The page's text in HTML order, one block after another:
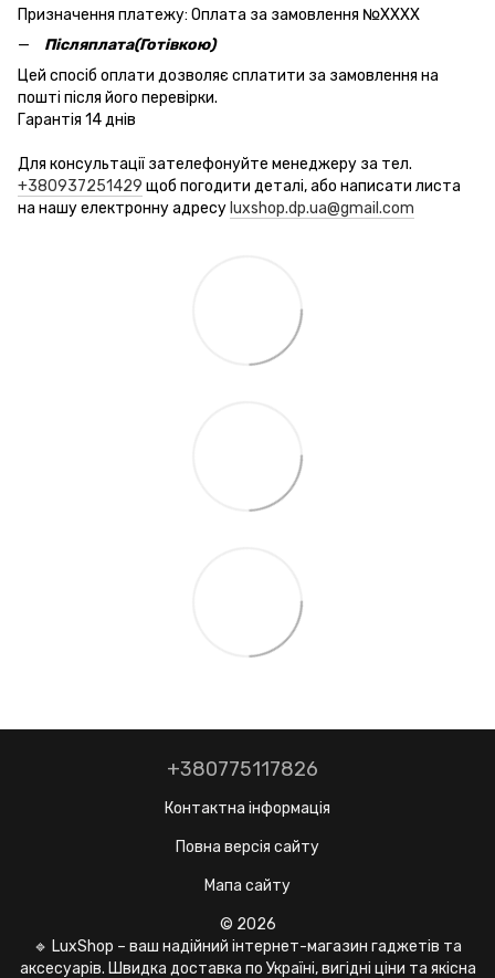
Призначення платежу: Оплата за замовлення №ХХХХ
Післяплата(Готівкою)
Цей спосіб оплати дозволяє сплатити за замовлення на
пошті після його перевірки.
Гарантія 14 днів
Для консультації зателефонуйте менеджеру за тел.
+380937251429 щоб погодити деталі, або написати листа
на нашу електронну адресу luxshop.dp.ua@gmail.com
+380775117826
Контактна інформація
Повна версія сайту
Мапа сайту
© 2026
🔹 LuxShop – ваш надійний інтернет-магазин гаджетів та
аксесуарів. Швидка доставка по Україні, вигідні ціни та якісна